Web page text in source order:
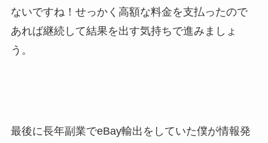
ないですね！せっかく高額な料金を支払ったので
あれば継続して結果を出す気持ちで進みましょ
う。
最後に長年副業でeBay輸出をしていた僕が情報発